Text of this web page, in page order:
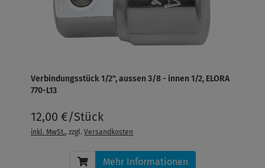
Verbindungsstück 1/2", aussen 3/8 - innen 1/2, ELORA
770-L13
12,00 €/Stück
inkl. MwSt., zzgl.Versandkosten
Mehr Informationen